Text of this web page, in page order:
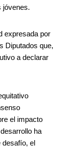
jóvenes.
expresada por
Diputados que,
a declarar
el impacto
ha
desafío, el